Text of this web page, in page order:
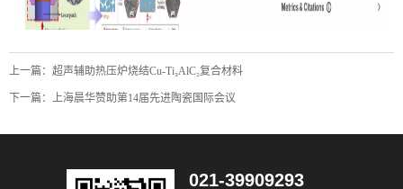
上一篇： 超声辅助热压炉烧结Cu-Ti₃AlC₂复合材料
下一篇： 上海晨华赞助第14届先进陶瓷国际会议
021-39909293